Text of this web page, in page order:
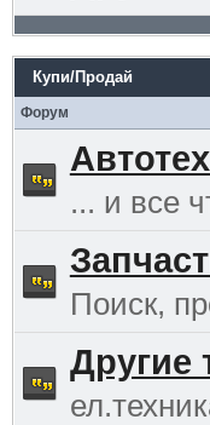
Купи/Продай
Форум
... и все
Поиск,
Другие